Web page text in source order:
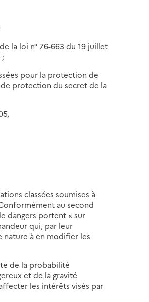
;
la loi n° 76-663 du 19 juillet
;
pour la protection de
protection du secret de la
classées soumises à
au second
dangers portent « sur
qui, par leur
nature à en modifier les
de la probabilité
et de la gravité
les intérêts visés par